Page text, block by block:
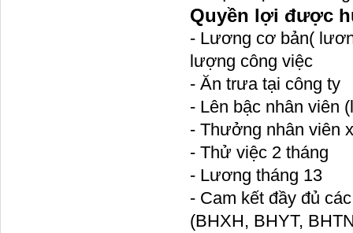
Quyền lợi được
- Lương cơ bản(
lượng công việc
- Ăn trưa tại công ty
- Lên bậc nhân viên
- Thưởng nhân viên
- Thử việc 2 tháng
- Lương tháng 13
- Cam kết đầy đủ
(BHXH, BHYT,